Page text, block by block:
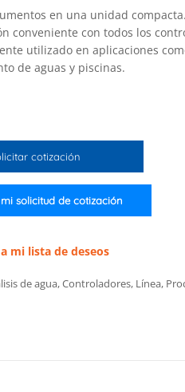
en una unidad compacta.
conveniente con todos los
utilizado en aplicaciones
de aguas y piscinas.
cotización
solicitud de cotización
mi lista de deseos
de agua,Controladores, Línea,